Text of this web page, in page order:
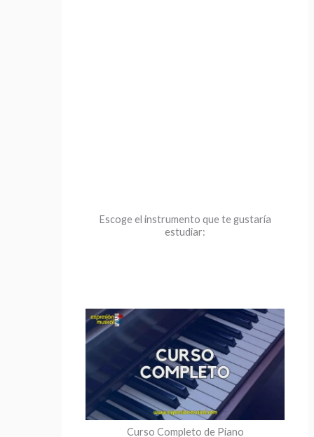
Escoge el instrumento que te gustaría
estudiar:
Curso Completo de Piano